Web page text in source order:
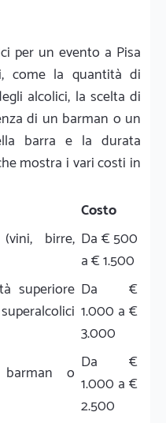
per un evento a Pisa
come la quantità di
alcolici, la scelta di
di un barman o un
barra e la durata
mostra i vari costi in
Costo
birre, Da € 500
a € 1.500
superiore Da €
1.000 a €
3.000
o Da €
1.000 a €
2.500